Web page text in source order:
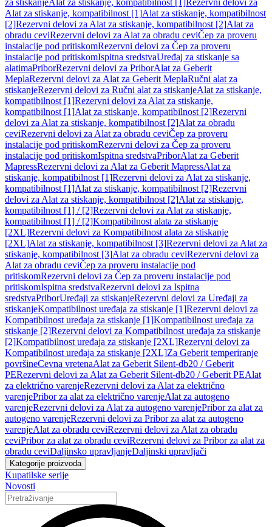
za stiskanjeAlat za stiskanje, kompatibilnost [1]Rezervni delovi za
Alat za stiskanje, kompatibilnost [1]Alat za stiskanje, kompatibilnost
[2]Rezervni delovi za Alat za stiskanje, kompatibilnost [2]Alat za
obradu ceviRezervni delovi za Alat za obradu ceviČep za proveru
instalacije pod pritiskomRezervni delovi za Čep za proveru
instalacije pod pritiskomIspitna sredstvaUređaj za stiskanje sa
alatimaPriborRezervni delovi za PriborAlat za Geberit
MeplaRezervni delovi za Alat za Geberit MeplaRučni alat za
stiskanjeRezervni delovi za Ručni alat za stiskanjeAlat za stiskanje,
kompatibilnost [1]Rezervni delovi za Alat za stiskanje,
kompatibilnost [1]Alat za stiskanje, kompatibilnost [2]Rezervni
delovi za Alat za stiskanje, kompatibilnost [2]Alat za obradu
ceviRezervni delovi za Alat za obradu ceviČep za proveru
instalacije pod pritiskomRezervni delovi za Čep za proveru
instalacije pod pritiskomIspitna sredstvaPriborAlat za Geberit
MapressRezervni delovi za Alat za Geberit MapressAlat za
stiskanje, kompatibilnost [1]Rezervni delovi za Alat za stiskanje,
kompatibilnost [1]Alat za stiskanje, kompatibilnost [2]Rezervni
delovi za Alat za stiskanje, kompatibilnost [2]Alat za stiskanje,
kompatibilnost [1] / [2]Rezervni delovi za Alat za stiskanje,
kompatibilnost [1] / [2]Kompatibilnost alata za stiskanje
[2XL]Rezervni delovi za Kompatibilnost alata za stiskanje
[2XL]Alat za stiskanje, kompatibilnost [3]Rezervni delovi za Alat za
stiskanje, kompatibilnost [3]Alat za obradu ceviRezervni delovi za
Alat za obradu ceviČep za proveru instalacije pod
pritiskomRezervni delovi za Čep za proveru instalacije pod
pritiskomIspitna sredstvaRezervni delovi za Ispitna
sredstvaPriborUređaji za stiskanjeRezervni delovi za Uređaji za
stiskanjeKompatibilnost uređaja za stiskanje [1]Rezervni delovi za
Kompatibilnost uređaja za stiskanje [1]Kompatibilnost uređaja za
stiskanje [2]Rezervni delovi za Kompatibilnost uređaja za stiskanje
[2]Kompatibilnost uređaja za stiskanje [2XL]Rezervni delovi za
Kompatibilnost uređaja za stiskanje [2XL]Za Geberit temperiranje
površineCevna vretenaAlat za Geberit Silent-db20 / Geberit
PERezervni delovi za Alat za Geberit Silent-db20 / Geberit PEAlat
za električno varenjeRezervni delovi za Alat za električno
varenjePribor za alat za električno varenjeAlat za autogeno
varenjeRezervni delovi za Alat za autogeno varenjePribor za alat za
autogeno varenjeRezervni delovi za Pribor za alat za autogeno
varenjeAlat za obradu ceviRezervni delovi za Alat za obradu
ceviPribor za alat za obradu ceviRezervni delovi za Pribor za alat za
obradu ceviDaljinsko upravljanjeDaljinski upravljači
Kategorije proizvoda
Kupatilske serije
Novosti